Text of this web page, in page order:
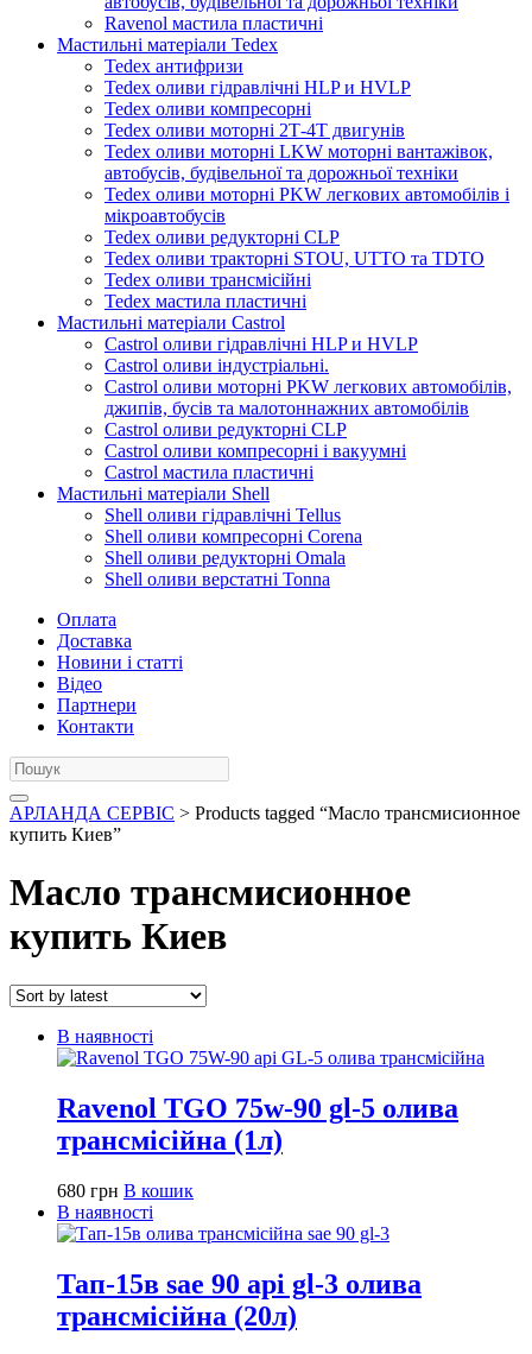
Ravenol мастила пластичні
Мастильні матеріали Tedex
Tedex антифризи
Tedex оливи гідравлічні HLP и HVLP
Tedex оливи компресорні
Tedex оливи моторні 2Т-4Т двигунів
Tedex оливи моторні LKW моторні вантажівок,
автобусів, будівельної та дорожньої техніки
Tedex оливи моторні PKW легкових автомобілів і
мікроавтобусів
Tedex оливи редукторні CLP
Tedex оливи тракторні STOU, UTTO та TDTO
Tedex оливи трансмісійні
Tedex мастила пластичні
Мастильні матеріали Castrol
Castrol оливи гідравлічні HLP и HVLP
Castrol оливи індустріальні.
Castrol оливи моторні PKW легкових автомобілів,
джипів, бусів та малотоннажних автомобілів
Castrol оливи редукторні CLP
Castrol оливи компресорні і вакуумні
Castrol мастила пластичні
Мастильні матеріали Shell
Shell оливи гідравлічні Tellus
Shell оливи компресорні Corena
Shell оливи редукторні Omala
Shell оливи верстатні Tonna
Оплата
Доставка
Новини і статті
Відео
Партнери
Контакти
АРЛАНДА СЕРВІС > Products tagged “Масло трансмисионное
купить Киев”
Масло трансмисионное
купить Киев
В наявності
Ravenol TGO 75w-90 gl-5 олива
трансмісійна (1л)
680 грн В кошик
В наявності
Тап-15в sae 90 api gl-3 олива
трансмісійна (20л)